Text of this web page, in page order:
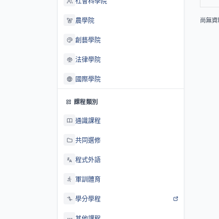
農學院
創藝學院
法律學院
國際學院
課程類別
通識課程
共同選修
程式外語
軍訓體育
學分學程
尚無資